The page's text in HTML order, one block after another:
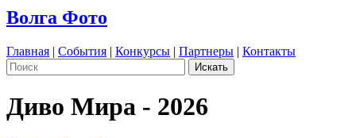
Волга Фото
Главная | События | Конкурсы | Партнеры | Контакты
Диво Мира - 2026